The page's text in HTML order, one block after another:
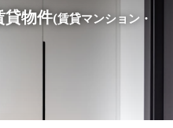
貸物件(賃貸マンション・